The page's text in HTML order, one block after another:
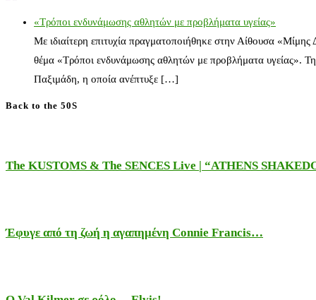
«Τρόποι ενδυνάμωσης αθλητών με προβλήματα υγείας»
Με ιδιαίτερη επιτυχία πραγματοποιήθηκε στην Αίθουσα
θέμα «Τρόποι ενδυνάμωσης αθλητών με προβλήματα υγείας».
Παξιμάδη, η οποία ανέπτυξε […]
Back to the 50S
The KUSTOMS & The SENCES Live | “ATHENS
Έφυγε από τη ζωή η αγαπημένη Connie Francis…